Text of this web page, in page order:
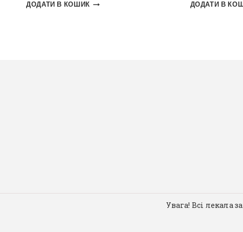
ДОДАТИ В КОШИК ДОДАТИ В
Увага! Всі лекала